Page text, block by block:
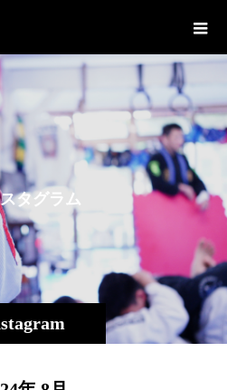
スタグラ ム